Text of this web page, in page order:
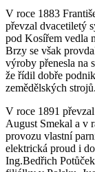
V roce 1883
převzal dvacetiletý
pod Kosířem vedla
Brzy se však
výroby přenesla na
že řídil dobře
zemědělských strojů.
V roce 1891
August Smekal a v
provozu vlastní
elektrická proud i
Ing.Bedřich